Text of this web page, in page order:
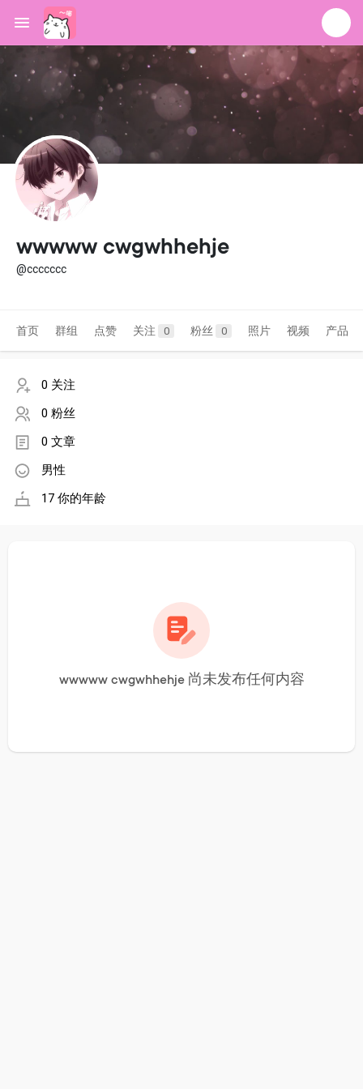
wwwww cwgwhhehje
@ccccccc
首页 群组 点赞 关注 0 粉丝 0 照片 视频 产品
0 关注
0 粉丝
0 文章
男性
17 你的年龄
wwwww cwgwhhehje 尚未发布任何内容